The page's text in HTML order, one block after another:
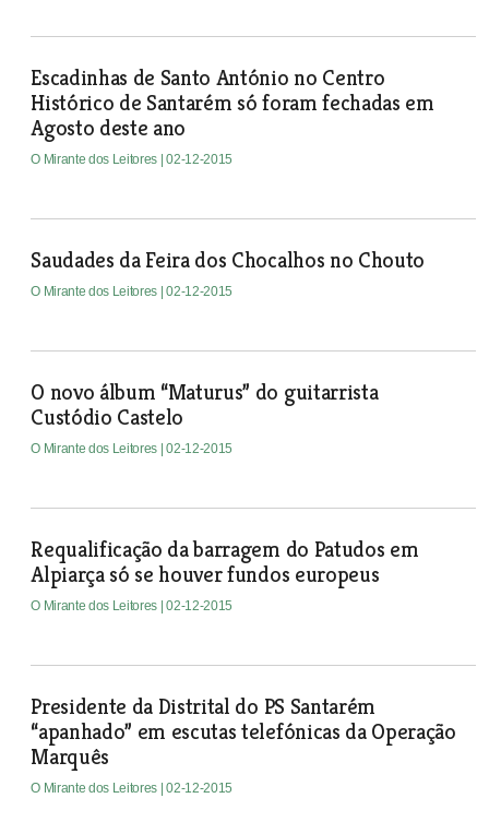
Escadinhas de Santo António no Centro
Histórico de Santarém só foram fechadas em
Agosto deste ano
O Mirante dos Leitores | 02-12-2015
Saudades da Feira dos Chocalhos no Chouto
O Mirante dos Leitores | 02-12-2015
O novo álbum “Maturus” do guitarrista
Custódio Castelo
O Mirante dos Leitores | 02-12-2015
Requalificação da barragem do Patudos em
Alpiarça só se houver fundos europeus
O Mirante dos Leitores | 02-12-2015
Presidente da Distrital do PS Santarém
“apanhado” em escutas telefónicas da Operação
Marquês
O Mirante dos Leitores | 02-12-2015